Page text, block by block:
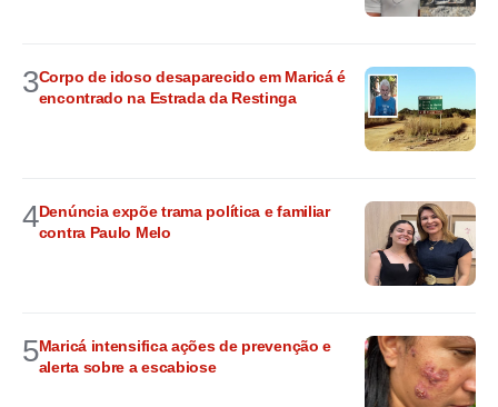
3Corpo de idoso desaparecido em Maricá é
encontrado na Estrada da Restinga
4Denúncia expõe trama política e familiar
contra Paulo Melo
5Maricá intensifica ações de prevenção e
alerta sobre a escabiose